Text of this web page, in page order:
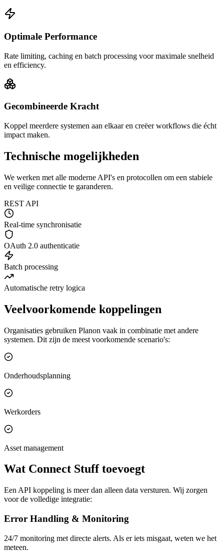
Optimale Performance
Rate limiting, caching en batch processing voor maximale snelheid
en efficiency.
Gecombineerde Kracht
Koppel meerdere systemen aan elkaar en creëer workflows die écht
impact maken.
Technische mogelijkheden
We werken met alle moderne API's en protocollen om een stabiele
en veilige connectie te garanderen.
REST API
Real-time synchronisatie
OAuth 2.0 authenticatie
Batch processing
Automatische retry logica
Veelvoorkomende koppelingen
Organisaties gebruiken Planon vaak in combinatie met andere
systemen. Dit zijn de meest voorkomende scenario's:
Onderhoudsplanning
Werkorders
Asset management
Wat Connect Stuff toevoegt
Een API koppeling is meer dan alleen data versturen. Wij zorgen
voor de volledige integratie:
Error Handling & Monitoring
24/7 monitoring met directe alerts. Als er iets misgaat, weten we het
meteen.